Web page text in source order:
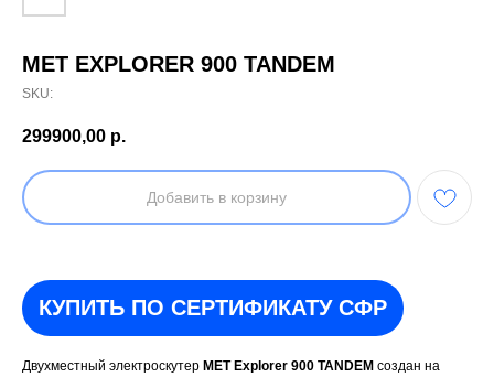
MET EXPLORER 900 TANDEM
SKU:
299900,00 р.
Добавить в корзину
КУПИТЬ ПО СЕРТИФИКАТУ СФР
Двухместный электроскутер MET Explorer 900 TANDEM создан на